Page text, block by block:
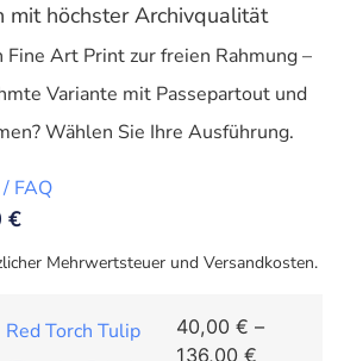
mit höchster Archivqualität
Fine Art Print zur freien Rahmung –
Variante mit Passepartout und
Wählen Sie Ihre Ausführung.
FAQ
€
Mehrwertsteuer und Versandkosten.
Red Torch Tulip
40,00 € –
136,00 €